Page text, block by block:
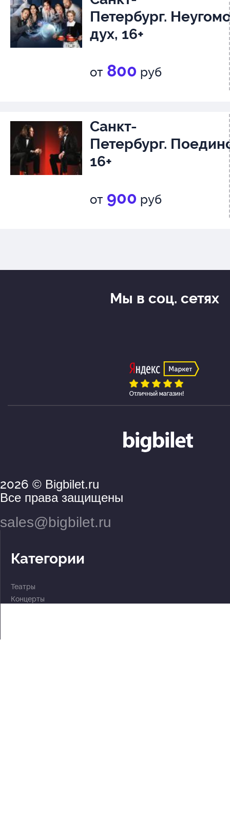
Петербург.
дух, 16+
от 800 руб
Санкт-
Петербург.
16+
от 900 руб
2026 © Bigbilet.ru
Все права защищены
sales@bigbilet.ru
Категории
Театры
Концерты
Мы в соц. сетях